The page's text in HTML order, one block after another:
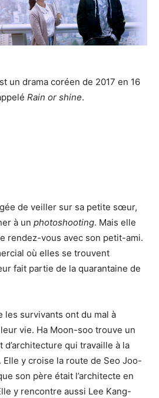
un drama coréen de 2017 en 16
Rain or shine.
de veiller sur sa petite sœur,
à un photoshooting. Mais elle
rendez-vous avec son petit-ami.
où elles se trouvent
fait partie de la quarantaine de
les survivants ont du mal à
vie. Ha Moon-soo trouve un
qui travaille à la
y croise la route de Seo Joo-
son père était l’architecte en
y rencontre aussi Lee Kang-